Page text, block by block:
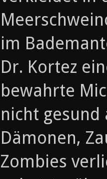
im
Dr. Kortez
bewahrte
nicht gesund
Dämonen,
Zombies